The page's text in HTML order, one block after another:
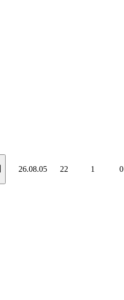
26.08.05 22 1 0